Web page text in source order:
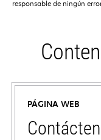
responsable de ningún
PÁGINA WEB